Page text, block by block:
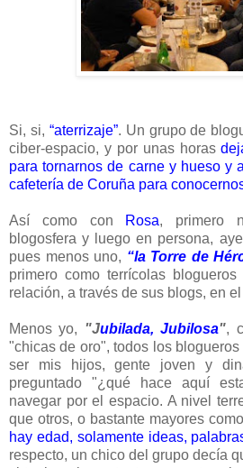
Si, si, “aterrizaje”. Un grupo de
ciber-espacio, y por unas horas
para tornarnos de carne y hueso y
cafetería de Coruña para
Así como con Rosa, primero
blogosfera y luego en persona,
pues menos uno, “la Torre de
primero como terrícolas
relación, a través de sus blogs, en
Menos yo, "Jubilada, Jubilosa",
"chicas de oro", todos los
ser mis hijos, gente joven y
preguntado "¿qué hace aquí
navegar por el espacio. A nivel
que otros, o bastante mayores
hay edad, solamente ideas,
respecto, un chico del grupo decía